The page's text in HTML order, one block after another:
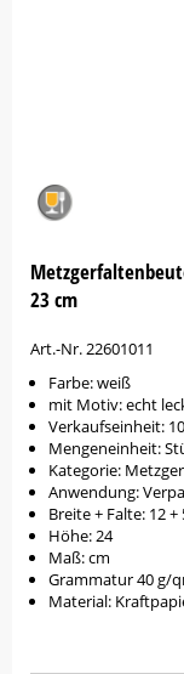
23 cm
Art.-Nr. 22601011
Farbe: weiß
mit Motiv: echt
Verkaufseinheit:
Mengeneinheit:
Kategorie:
Anwendung:
Breite + Falte: 12 +
Höhe: 24
Maß: cm
Grammatur 40 g/
Material: